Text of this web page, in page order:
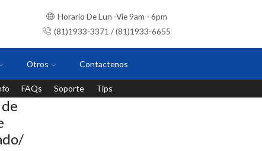
Horario De Lun -Vie 9am - 6pm
(81)1933-3371 / (81)1933-6655
Otros Contactenos
FAQs Soporte Tips